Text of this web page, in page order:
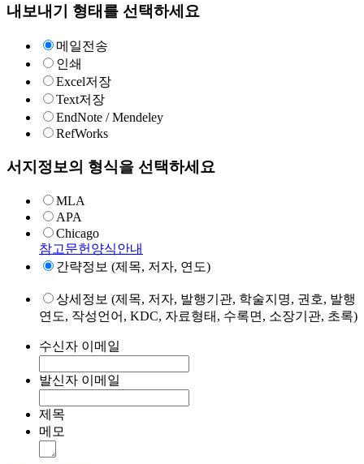
내보내기 형태를 선택하세요
메일전송
인쇄
Excel저장
Text저장
EndNote / Mendeley
RefWorks
서지정보의 형식을 선택하세요
MLA
APA
Chicago
참고문헌양식안내
간략정보 (제목, 저자, 연도)
상세정보 (제목, 저자, 발행기관, 학술지명, 권호, 발행
연도, 작성언어, KDC, 자료형태, 수록면, 소장기관, 초록)
수신자 이메일
발신자 이메일
제목
메모